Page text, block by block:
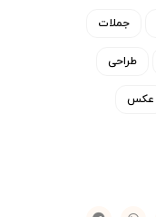
جملات
طراحی
عکس